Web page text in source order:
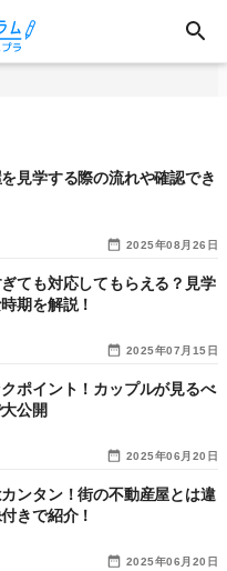
2025年08月26日
見学する際の流れや確認でき
2025年07月15日
ても対応してもらえる？見学
期を解説！
2025年06月20日
ポイント！カップルが見るべ
公開
2025年06月20日
ンタン！街の不動産屋とは違
きで紹介！